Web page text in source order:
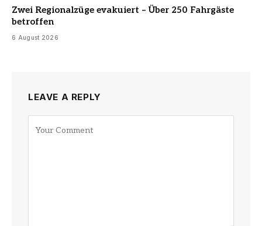
Zwei Regionalzüge evakuiert – Über 250 Fahrgäste
betroffen
6 August 2026
LEAVE A REPLY